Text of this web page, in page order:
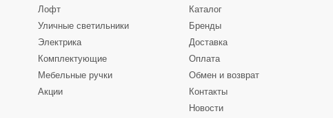
Лофт
Уличные светильники
Электрика
Комплектующие
Мебельные ручки
Акции
Каталог
Бренды
Доставка
Оплата
Обмен и возврат
Контакты
Новости